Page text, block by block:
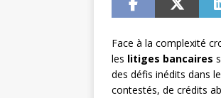
Face à la complexité
les litiges bancaires
des défis inédits dans
contestés, de crédits